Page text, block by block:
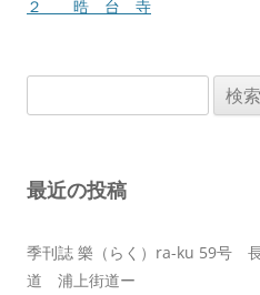
稿
ョ
２ 晧 台 寺
索:
最近の投稿
季刊誌 樂（らく）ra-ku 59号
道 浦上街道ー